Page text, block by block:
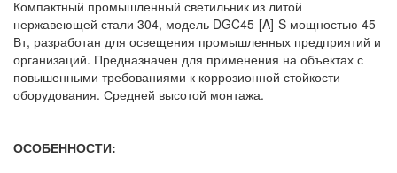
Компактный промышленный светильник из литой
нержавеющей стали 304, модель DGC45-[A]-S мощностью 45
Вт, разработан для освещения промышленных предприятий и
организаций. Предназначен для применения на объектах с
повышенными требованиями к коррозионной стойкости
оборудования. Средней высотой монтажа.
ОСОБЕННОСТИ: